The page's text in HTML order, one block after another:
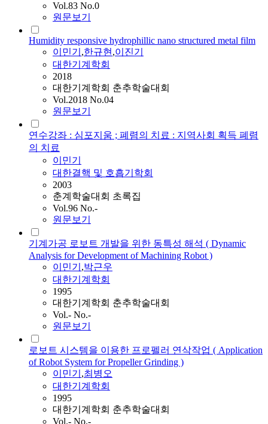
Vol.83 No.0
원문보기
Humidity responsive hydrophillic nano structured metal film
이민기 ,한규현,이진기
대한기계학회
2018
대한기계학회 춘추학술대회
Vol.2018 No.04
원문보기
연수강좌 : 심포지움 ; 폐렴의 치료 : 지역사회 획득 폐렴
의 치료
이민기
대한결핵 및 호흡기학회
2003
춘계학술대회 초록집
Vol.96 No.-
원문보기
기계가공 로보트 개발을 위한 동특성 해석 ( Dynamic
Analysis for Development of Machining Robot )
이민기 ,박근우
대한기계학회
1995
대한기계학회 춘추학술대회
Vol.- No.-
원문보기
로보트 시스템을 이용한 프로펠러 연삭작업 ( Application
of Robot System for Propeller Grinding )
이민기 ,최병오
대한기계학회
1995
대한기계학회 춘추학술대회
Vol.- No.-